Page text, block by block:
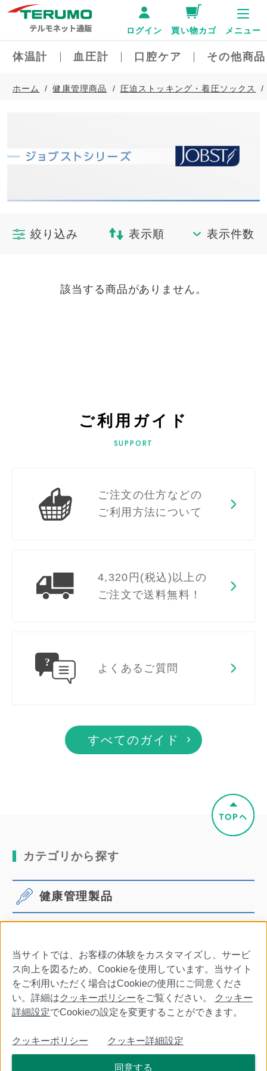
体温計 血圧計 口腔ケア その他商
ログイン 買い物カゴ メニュー
ホーム 健康管理商品 圧迫ストッキング・着圧ソックス
絞り込み 表示順 表示件数
該当する商品がありません。
ご利用ガイド
SUPPORT
ご注文の仕方などの
ご利用方法について
4,320円(税込)以上の
ご注文で送料無料！
よくあるご質問
すべてのガイド
カテゴリから探す
健康管理製品
口腔ケア その他商品・別売品
個人情報保護について クッキーポリシー
当サイトでは、お客様の体験をカスタマイズし、サービ
ス向上を図るため、Cookieを使用しています。当サイト
をご利用いただく場合はCookieの使用にご同意くださ
い。詳細はクッキーポリシーをご覧ください。
クッキー
詳細設定でCookieの設定を変更することができます。
クッキーポリシー クッキー詳細設定
同意する